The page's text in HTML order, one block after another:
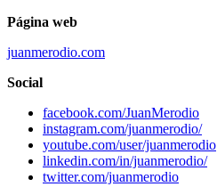
Página web
juanmerodio.com
Social
facebook.com/JuanMerodio
instagram.com/juanmerodio/
youtube.com/user/juanmerodio
linkedin.com/in/juanmerodio/
twitter.com/juanmerodio